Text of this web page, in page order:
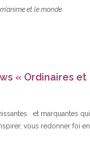
et le monde.
« Ordinaires et
et marquantes qui
vous redonner foi en